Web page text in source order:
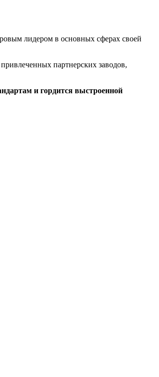
лидером в основных сферах своей
партнерских заводов,
и гордится выстроенной